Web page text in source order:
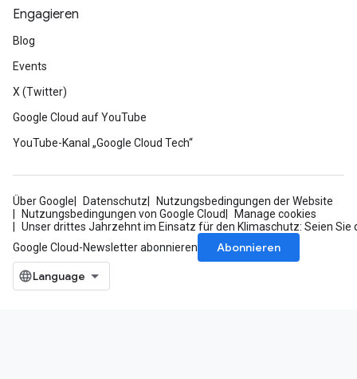
Engagieren
Blog
Events
X (Twitter)
Google Cloud auf YouTube
YouTube-Kanal „Google Cloud Tech“
Über Google Datenschutz
Nutzungsbedingungen der Website
Nutzungsbedingungen von Google Cloud
Manage cookies
Unser drittes Jahrzehnt im Einsatz für den Klimaschutz: Seien Sie
Google Cloud-Newsletter abonnieren
Abonnieren